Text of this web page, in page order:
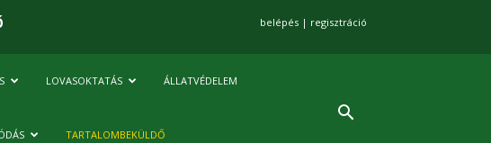
belépés | regisztráció
LOVASOKTATÁS ÁLLATVÉDELEM
TARTALOMBEKÜLDŐ